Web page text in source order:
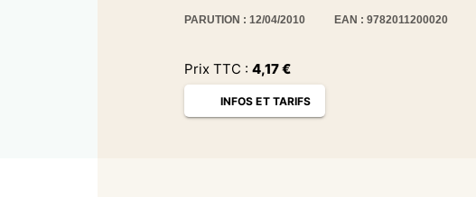
PARUTION : 12/04/2010 EAN : 9782011200020
Prix TTC : 4,17€
INFOS ET TARIFS